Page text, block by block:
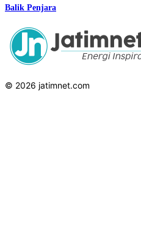
Balik Penjara
© 2026 jatimnet.com